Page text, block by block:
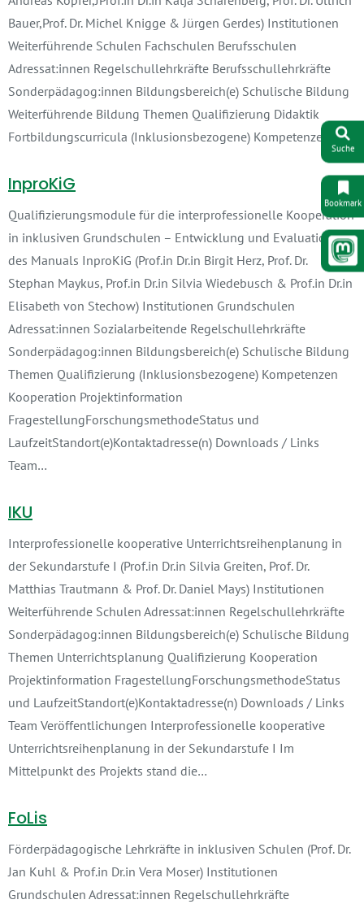
Bauer,Prof. Dr. Michel Knigge & Jürgen Gerdes) Institutionen
Weiterführende Schulen Fachschulen Berufsschulen
Adressat:innen Regelschullehrkräfte Berufsschullehrkräfte
Sonderpädagog:innen Bildungsbereich(e) Schulische Bildung
Weiterführende Bildung Themen Qualifizierung Didaktik
Fortbildungscurricula (Inklusionsbezogene) Kompetenzen…
InproKiG
Qualifizierungsmodule für die interprofessionelle Kooperation
in inklusiven Grundschulen – Entwicklung und Evaluation
des Manuals InproKiG (Prof.in Dr.in Birgit Herz, Prof. Dr.
Stephan Maykus, Prof.in Dr.in Silvia Wiedebusch & Prof.in Dr.in
Elisabeth von Stechow) Institutionen Grundschulen
Adressat:innen Sozialarbeitende Regelschullehrkräfte
Sonderpädagog:innen Bildungsbereich(e) Schulische Bildung
Themen Qualifizierung (Inklusionsbezogene) Kompetenzen
Kooperation Projektinformation
FragestellungForschungsmethodeStatus und
LaufzeitStandort(e)Kontaktadresse(n) Downloads / Links
Team…
IKU
Interprofessionelle kooperative Unterrichtsreihenplanung in
der Sekundarstufe I (Prof.in Dr.in Silvia Greiten, Prof. Dr.
Matthias Trautmann & Prof. Dr. Daniel Mays) Institutionen
Weiterführende Schulen Adressat:innen Regelschullehrkräfte
Sonderpädagog:innen Bildungsbereich(e) Schulische Bildung
Themen Unterrichtsplanung Qualifizierung Kooperation
Projektinformation FragestellungForschungsmethodeStatus
und LaufzeitStandort(e)Kontaktadresse(n) Downloads / Links
Team Veröffentlichungen Interprofessionelle kooperative
Unterrichtsreihenplanung in der Sekundarstufe I Im
Mittelpunkt des Projekts stand die…
FoLis
Förderpädagogische Lehrkräfte in inklusiven Schulen (Prof. Dr.
Jan Kuhl & Prof.in Dr.in Vera Moser) Institutionen
Grundschulen Adressat:innen Regelschullehrkräfte
Suche
Bookmark